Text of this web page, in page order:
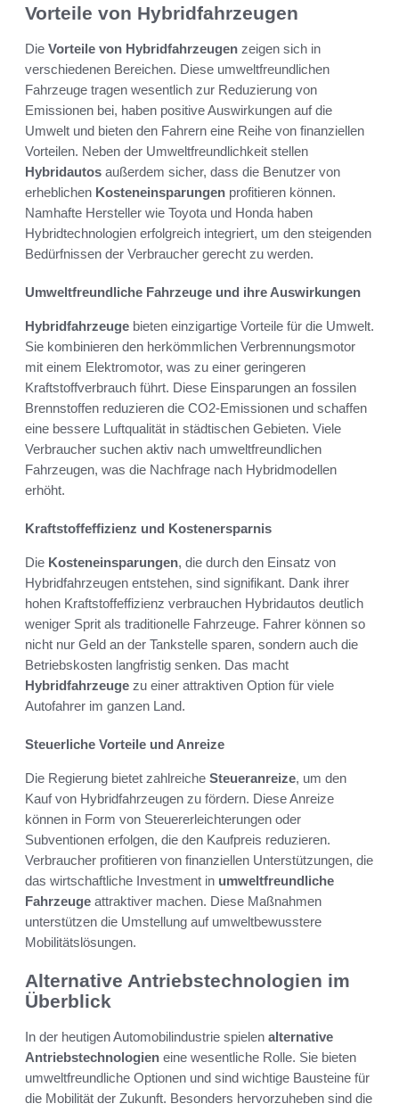
Vorteile von Hybridfahrzeugen
Die Vorteile von Hybridfahrzeugen zeigen sich in
verschiedenen Bereichen. Diese umweltfreundlichen
Fahrzeuge tragen wesentlich zur Reduzierung von
Emissionen bei, haben positive Auswirkungen auf die
Umwelt und bieten den Fahrern eine Reihe von finanziellen
Vorteilen. Neben der Umweltfreundlichkeit stellen
Hybridautos außerdem sicher, dass die Benutzer von
erheblichen Kosteneinsparungen profitieren können.
Namhafte Hersteller wie Toyota und Honda haben
Hybridtechnologien erfolgreich integriert, um den steigenden
Bedürfnissen der Verbraucher gerecht zu werden.
Umweltfreundliche Fahrzeuge und ihre Auswirkungen
Hybridfahrzeuge bieten einzigartige Vorteile für die Umwelt.
Sie kombinieren den herkömmlichen Verbrennungsmotor
mit einem Elektromotor, was zu einer geringeren
Kraftstoffverbrauch führt. Diese Einsparungen an fossilen
Brennstoffen reduzieren die CO2-Emissionen und schaffen
eine bessere Luftqualität in städtischen Gebieten. Viele
Verbraucher suchen aktiv nach umweltfreundlichen
Fahrzeugen, was die Nachfrage nach Hybridmodellen
erhöht.
Kraftstoffeffizienz und Kostenersparnis
Die Kosteneinsparungen, die durch den Einsatz von
Hybridfahrzeugen entstehen, sind signifikant. Dank ihrer
hohen Kraftstoffeffizienz verbrauchen Hybridautos deutlich
weniger Sprit als traditionelle Fahrzeuge. Fahrer können so
nicht nur Geld an der Tankstelle sparen, sondern auch die
Betriebskosten langfristig senken. Das macht
Hybridfahrzeuge zu einer attraktiven Option für viele
Autofahrer im ganzen Land.
Steuerliche Vorteile und Anreize
Die Regierung bietet zahlreiche Steueranreize, um den
Kauf von Hybridfahrzeugen zu fördern. Diese Anreize
können in Form von Steuererleichterungen oder
Subventionen erfolgen, die den Kaufpreis reduzieren.
Verbraucher profitieren von finanziellen Unterstützungen, die
das wirtschaftliche Investment in umweltfreundliche
Fahrzeuge attraktiver machen. Diese Maßnahmen
unterstützen die Umstellung auf umweltbewusstere
Mobilitätslösungen.
Alternative Antriebstechnologien im
Überblick
In der heutigen Automobilindustrie spielen alternative
Antriebstechnologien eine wesentliche Rolle. Sie bieten
umweltfreundliche Optionen und sind wichtige Bausteine für
die Mobilität der Zukunft. Besonders hervorzuheben sind die